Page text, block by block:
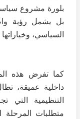
بلورة مشروع
بل يشمل رؤية
السياسي، وخياراتها
كما تفرض هذه
داخلية عميقة،
التنظيمية التي
متطلبات المرحلة